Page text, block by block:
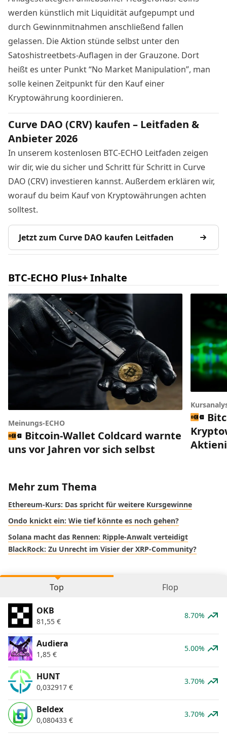
werden künstlich mit Liquidität aufgepumpt und
durch Gewinnmitnahmen anschließend fallen
gelassen. Die Aktion stünde selbst unter den
Satoshistreetbets-Auflagen in der Grauzone. Dort
heißt es unter Punkt “No Market Manipulation”, man
solle keinen Zeitpunkt für den Kauf einer
Kryptowährung koordinieren.
Curve DAO (CRV) kaufen – Leitfaden &
Anbieter 2026
In unserem kostenlosen BTC-ECHO Leitfaden zeigen
wir dir, wie du sicher und Schritt für Schritt in Curve
DAO (CRV) investieren kannst. Außerdem erklären wir,
worauf du beim Kauf von Kryptowährungen achten
solltest.
Jetzt zum Curve DAO kaufen Leitfaden
BTC-ECHO Plus+ Inhalte
Meinungs-ECHO
Bitcoin-Wallet Coldcard warnte
uns vor Jahren vor sich selbst
Mehr zum Thema
Ethereum-Kurs: Das spricht für weitere Kursgewinne
Ondo knickt ein: Wie tief könnte es noch gehen?
Solana macht das Rennen: Ripple-Anwalt verteidigt
BlackRock: Zu Unrecht im Visier der XRP-Community?
Top Flop
OKB
81,55 €
8.70%
Audiera
1,85 €
5.00%
HUNT
0,032917 €
3.70%
Beldex
0,080433 €
3.70%